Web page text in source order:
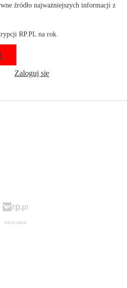
źródło najważniejszych informacji z
RP.PL na rok.
Zaloguj się